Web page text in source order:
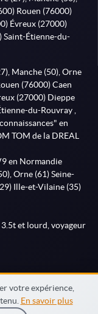
votre expérience,
En savoir plus
Rouen (76000)
Évreux (27000)
Saint-Étienne-du-
Manche (50), Orne
(76000) Caen
(27000) Dieppe
du-Rouvray ,
en
TOM de la DREAL
en Normandie
Orne (61) Seine-
Ille-et-Vilaine (35)
et lourd, voyageur